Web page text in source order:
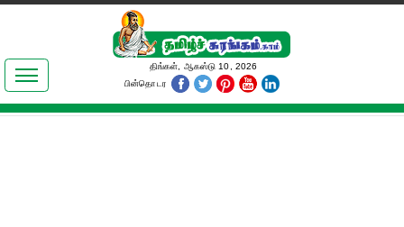
இலக்கியங்கள்
தமிழ் உலகம்
திங்கள், ஆகஸ்டு 10, 2026
பின்தொடர